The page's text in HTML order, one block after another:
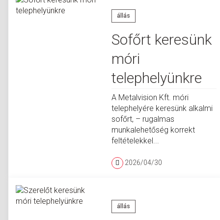
állás
Sofőrt keresünk
móri
telephelyünkre
A Metalvision Kft. móri
telephelyére keresünk alkalmi
sofőrt, – rugalmas
munkalehetőség korrekt
feltételekkel...
2026/04/30
állás